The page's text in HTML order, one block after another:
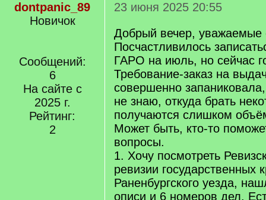
dontpanic_89
Новичок
Сообщений:
6
На сайте с
2025 г.
Рейтинг:
2
23 июня 2025 20:55
Добрый вечер,
Посчастливилось
ГАРО на июль, но сейчас
Требование-заказ на
совершенно
не знаю, откуда брать
получаются слишком
Может быть, кто-то
вопросы.
1. Хочу посмотреть
ревизии государственных
Раненбургского уезда,
описи и 6 номеров дел.